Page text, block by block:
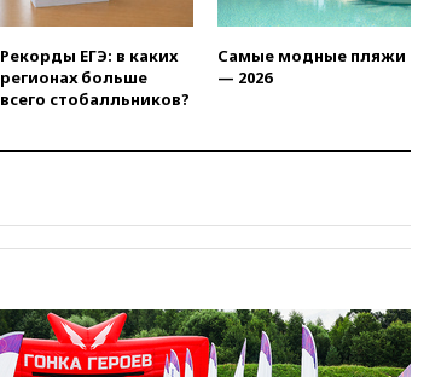
вчера, 22:15Путин заслушал
доклад о ситуации на
добропольском направлении
вчера, 21:58
РФ американский Human
отменяет часть рейсов в Сочи
и Геленджик
выиграл золото чемпионата
Европы в прыжках с 10-
метровой вышки
Рекорды ЕГЭ: в каких
регионах больше
всего стобалльников?
Самые модные пляжи
— 2026